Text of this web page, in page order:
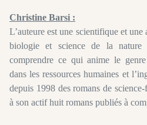
Christine Barsi :
L’auteure est une scientifique et une
biologie et science de la
comprendre ce qui anime le
dans les ressources humaines et
depuis 1998 des romans de
à son actif huit romans publiés à